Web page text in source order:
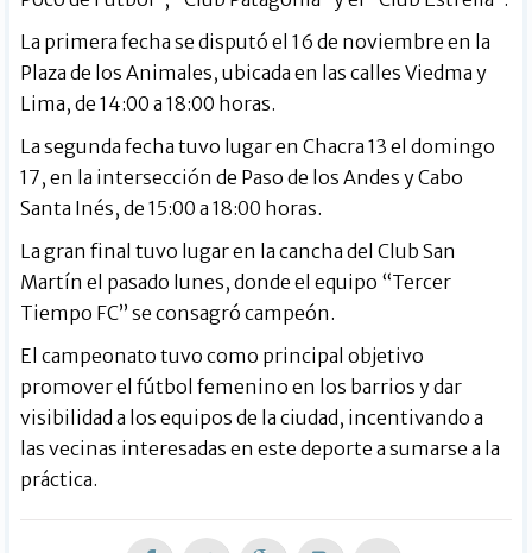
La primera fecha se disputó el 16 de noviembre en la
Plaza de los Animales, ubicada en las calles Viedma y
Lima, de 14:00 a 18:00 horas.
La segunda fecha tuvo lugar en Chacra 13 el domingo
17, en la intersección de Paso de los Andes y Cabo
Santa Inés, de 15:00 a 18:00 horas.
La gran final tuvo lugar en la cancha del Club San
Martín el pasado lunes, donde el equipo “Tercer
Tiempo FC” se consagró campeón.
El campeonato tuvo como principal objetivo
promover el fútbol femenino en los barrios y dar
visibilidad a los equipos de la ciudad, incentivando a
las vecinas interesadas en este deporte a sumarse a la
práctica.